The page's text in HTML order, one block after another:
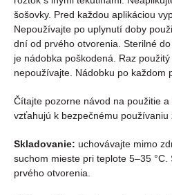
šošovky. Pred každou aplikáciou
Nepoužívajte po uplynutí doby
dní od prvého otvorenia. Sterilné
je nádobka poškodená. Raz
nepoužívajte. Nádobku po každom
Čítajte pozorne návod na použitie
vzťahujú k bezpečnému používaniu
Skladovanie: uchovávajte mimo
suchom mieste pri teplote 5–35
prvého otvorenia.